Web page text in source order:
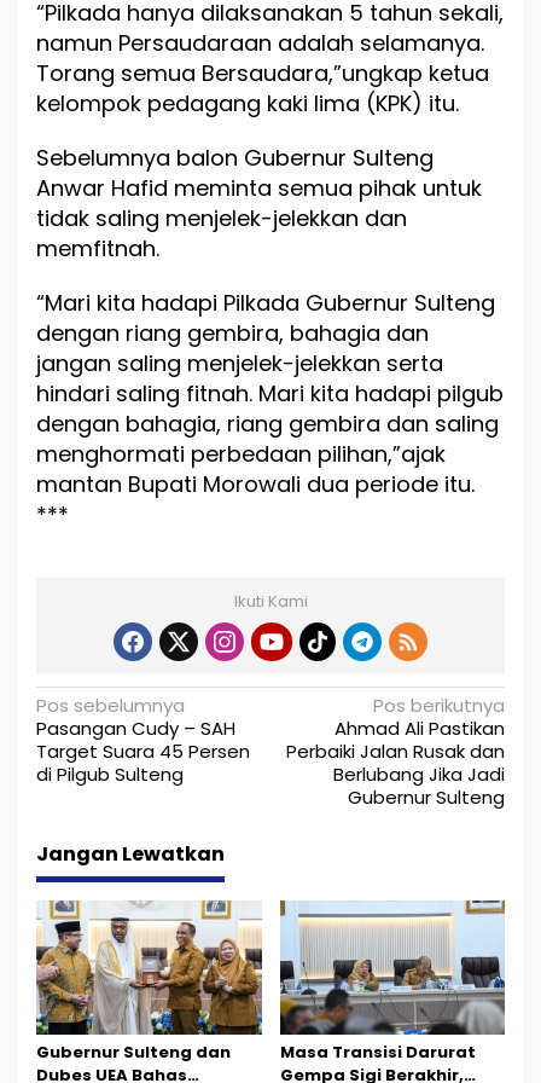
“Pilkada hanya dilaksanakan 5 tahun sekali,
namun Persaudaraan adalah selamanya.
Torang semua Bersaudara,”ungkap ketua
kelompok pedagang kaki lima (KPK) itu.
Sebelumnya balon Gubernur Sulteng
Anwar Hafid meminta semua pihak untuk
tidak saling menjelek-jelekkan dan
memfitnah.
“Mari kita hadapi Pilkada Gubernur Sulteng
dengan riang gembira, bahagia dan
jangan saling menjelek-jelekkan serta
hindari saling fitnah. Mari kita hadapi pilgub
dengan bahagia, riang gembira dan saling
menghormati perbedaan pilihan,”ajak
mantan Bupati Morowali dua periode itu.
***
Ikuti Kami
N
a
v
g
a
s
i
p
o
Pos sebelumnya
Pasangan Cudy – SAH
Target Suara 45 Persen
di Pilgub Sulteng
Pos berikutnya
Ahmad Ali Pastikan
Perbaiki Jalan Rusak dan
Berlubang Jika Jadi
Gubernur Sulteng
Jangan Lewatkan
Gubernur Sulteng dan
Dubes UEA Bahas
Masa Transisi Darurat
Gempa Sigi Berakhir,